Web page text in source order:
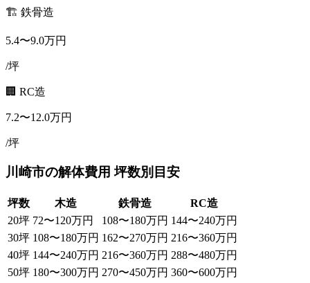
🏗️ 鉄骨造
5.4〜9.0万円
/坪
🏢 RC造
7.2〜12.0万円
/坪
川崎市の解体費用 坪数別目安
坪数 木造 鉄骨造
RC造
20坪 72〜120万円 108〜180万円 144〜240万円
30坪 108〜180万円 162〜270万円 216〜360万円
40坪 144〜240万円 216〜360万円 288〜480万円
50坪 180〜300万円 270〜450万円 360〜600万円